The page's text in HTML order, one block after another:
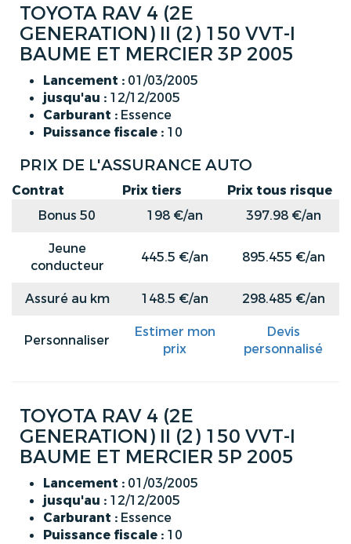
TOYOTA RAV 4 (2E
GENERATION) II (2) 150 VVT-I
BAUME ET MERCIER 3P 2005
Lancement : 01/03/2005
jusqu'au : 12/12/2005
Carburant : Essence
Puissance fiscale : 10
PRIX DE L'ASSURANCE AUTO
Contrat Prix tiers
Prix tous risque
Bonus 50
198 €/an
397.98 €/an
Jeune
conducteur
445.5 €/an 895.455 €/an
Assuré au km 148.5 €/an 298.485 €/an
Personnaliser
Estimer mon
prix
Devis
personnalisé
TOYOTA RAV 4 (2E
GENERATION) II (2) 150 VVT-I
BAUME ET MERCIER 5P 2005
Lancement : 01/03/2005
jusqu'au : 12/12/2005
Carburant : Essence
Puissance fiscale : 10